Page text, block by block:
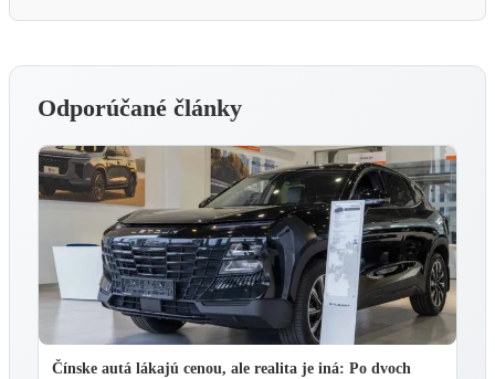
Odporúčané články
Čínske autá lákajú cenou, ale realita je iná: Po dvoch